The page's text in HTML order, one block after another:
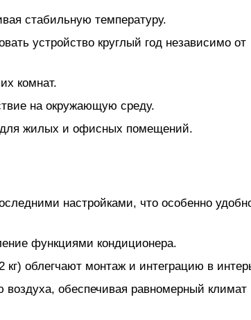
стабильную температуру.
устройство круглый год независимо от
комнат.
на окружающую среду.
для жилых и офисных помещений.
настройками, что особенно
функциями кондиционера.
облегчают монтаж и интеграцию в
обеспечивая равномерный климат